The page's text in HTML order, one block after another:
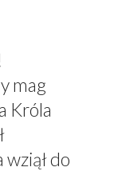
mag
Króla
wziął do